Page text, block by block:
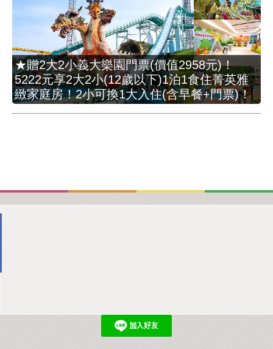
★贈2大2小義大樂園門票(價值2958元)！
5222元享2大2小(12歲以下)1泊1食住菁英雅
緻家庭房！2小可換1大入住(含早餐+門票)！